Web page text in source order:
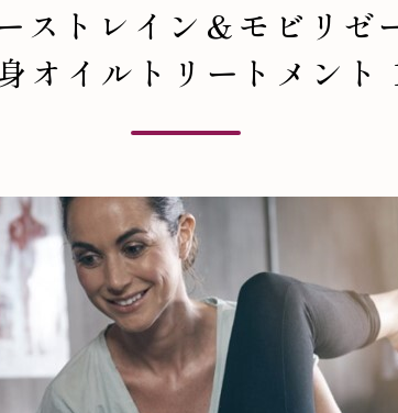
ストレイン＆モビリゼ
オイルトリートメント